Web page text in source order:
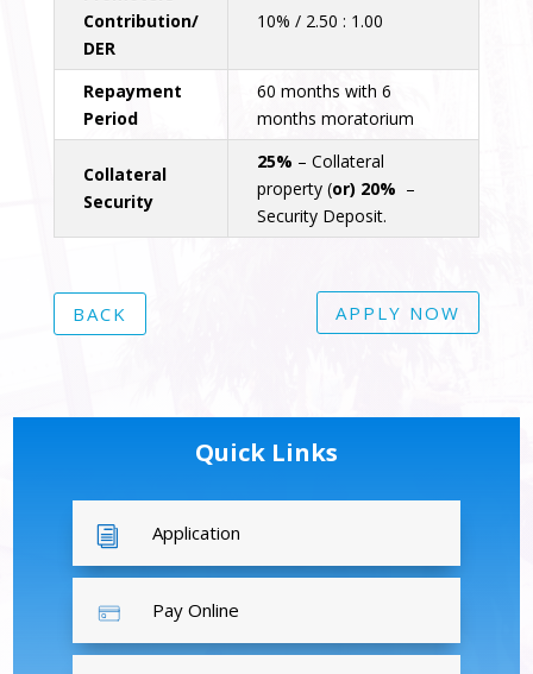
Contribution/
DER
10% / 2.50 : 1.00
Repayment
Period
60 months with 6
months moratorium
Collateral
Security
25% – Collateral
property (or) 20% –
Security Deposit.
APPLY NOW
BACK
Quick Links
i Application
Pay Online